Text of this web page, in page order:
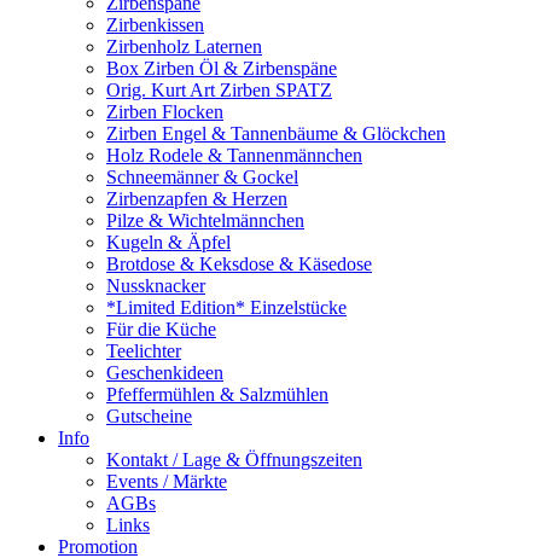
Zirbenkissen
Zirbenholz Laternen
Box Zirben Öl & Zirbenspäne
Orig. Kurt Art Zirben SPATZ
Zirben Flocken
Zirben Engel & Tannenbäume & Glöckchen
Holz Rodele & Tannenmännchen
Schneemänner & Gockel
Zirbenzapfen & Herzen
Pilze & Wichtelmännchen
Kugeln & Äpfel
Brotdose & Keksdose & Käsedose
Nussknacker
*Limited Edition* Einzelstücke
Für die Küche
Teelichter
Geschenkideen
Pfeffermühlen & Salzmühlen
Gutscheine
Info
Kontakt / Lage & Öffnungszeiten
Events / Märkte
AGBs
Links
Promotion